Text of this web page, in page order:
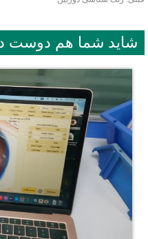
شاید شما هم دوست